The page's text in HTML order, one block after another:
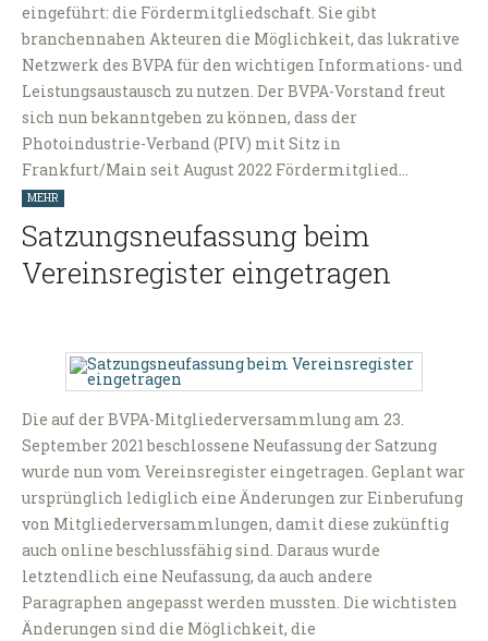
eingeführt: die Fördermitgliedschaft. Sie gibt
branchennahen Akteuren die Möglichkeit, das lukrative
Netzwerk des BVPA für den wichtigen Informations- und
Leistungsaustausch zu nutzen. Der BVPA-Vorstand freut
sich nun bekanntgeben zu können, dass der
Photoindustrie-Verband (PIV) mit Sitz in
Frankfurt/Main seit August 2022 Fördermitglied…
MEHR
Satzungsneufassung beim
Vereinsregister eingetragen
Die auf der BVPA-Mitgliederversammlung am 23.
September 2021 beschlossene Neufassung der Satzung
wurde nun vom Vereinsregister eingetragen. Geplant war
ursprünglich lediglich eine Änderungen zur Einberufung
von Mitgliederversammlungen, damit diese zukünftig
auch online beschlussfähig sind. Daraus wurde
letztendlich eine Neufassung, da auch andere
Paragraphen angepasst werden mussten. Die wichtisten
Änderungen sind die Möglichkeit, die